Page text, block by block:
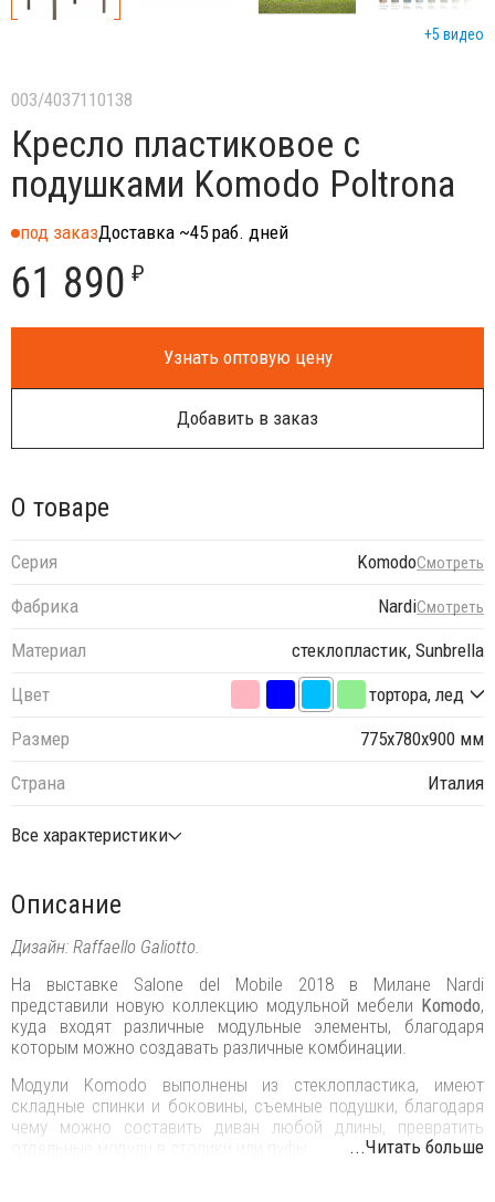
+5 видео
003/4037110138
Кресло пластиковое с
подушками Komodo Poltrona
под заказДоставка ~45 раб. дней
61 890 ₽
Узнать оптовую цену
Добавить в заказ
О товаре
Серия KomodoСмотреть
Фабрика NardiСмотреть
Материал
стеклопластик, Sunbrella
Цвет
тортора, лед
Размер
775х780х900 мм
Страна
Италия
Все характеристики
Описание
Дизайн: Raffaello Galiotto.
На выставке Salone del Mobile 2018 в Милане Nardi
представили новую коллекцию модульной мебели Komodo,
куда входят различные модульные элементы, благодаря
которым можно создавать различные комбинации.
Модули Komodo выполнены из стеклопластика, имеют
складные спинки и боковины, съемные подушки, благодаря
чему можно составить диван любой длины, превратить
отдельные модули в столики или пуфы.
...Читать больше